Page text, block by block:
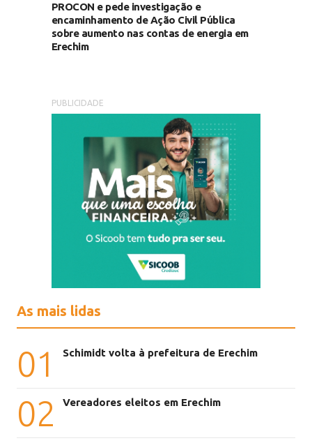
PROCON e pede investigação e
encaminhamento de Ação Civil Pública
sobre aumento nas contas de energia em
Erechim
PUBLICIDADE
As mais lidas
01 Schimidt volta à prefeitura de Erechim
02 Vereadores eleitos em Erechim